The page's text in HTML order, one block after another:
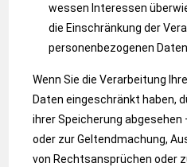
wessen Interessen
die Einschränkung der
personenbezogenen
Wenn Sie die Verarbeitung
Daten eingeschränkt haben,
ihrer Speicherung abgesehen
oder zur Geltendmachung,
von Rechtsansprüchen oder